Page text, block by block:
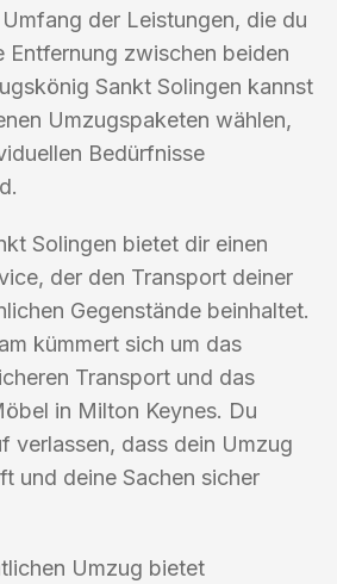
der Leistungen, die du
Entfernung zwischen beiden
Sankt Solingen kannst
Umzugspaketen wählen,
Bedürfnisse
Solingen bietet dir einen
der den Transport deiner
Gegenstände beinhaltet.
kümmert sich um das
Transport und das
in Milton Keynes. Du
verlassen, dass dein Umzug
und deine Sachen sicher
Umzug bietet